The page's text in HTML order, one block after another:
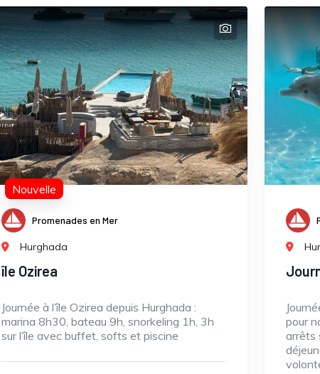
Nouvelle
Promenades en Mer
Hurghada
île Ozirea
Journée à l’île Ozirea depuis Hurghada :
marina 8h30, bateau 9h, snorkeling 1h, 3h
sur l’île avec buffet, softs et piscine
pour
arrêts